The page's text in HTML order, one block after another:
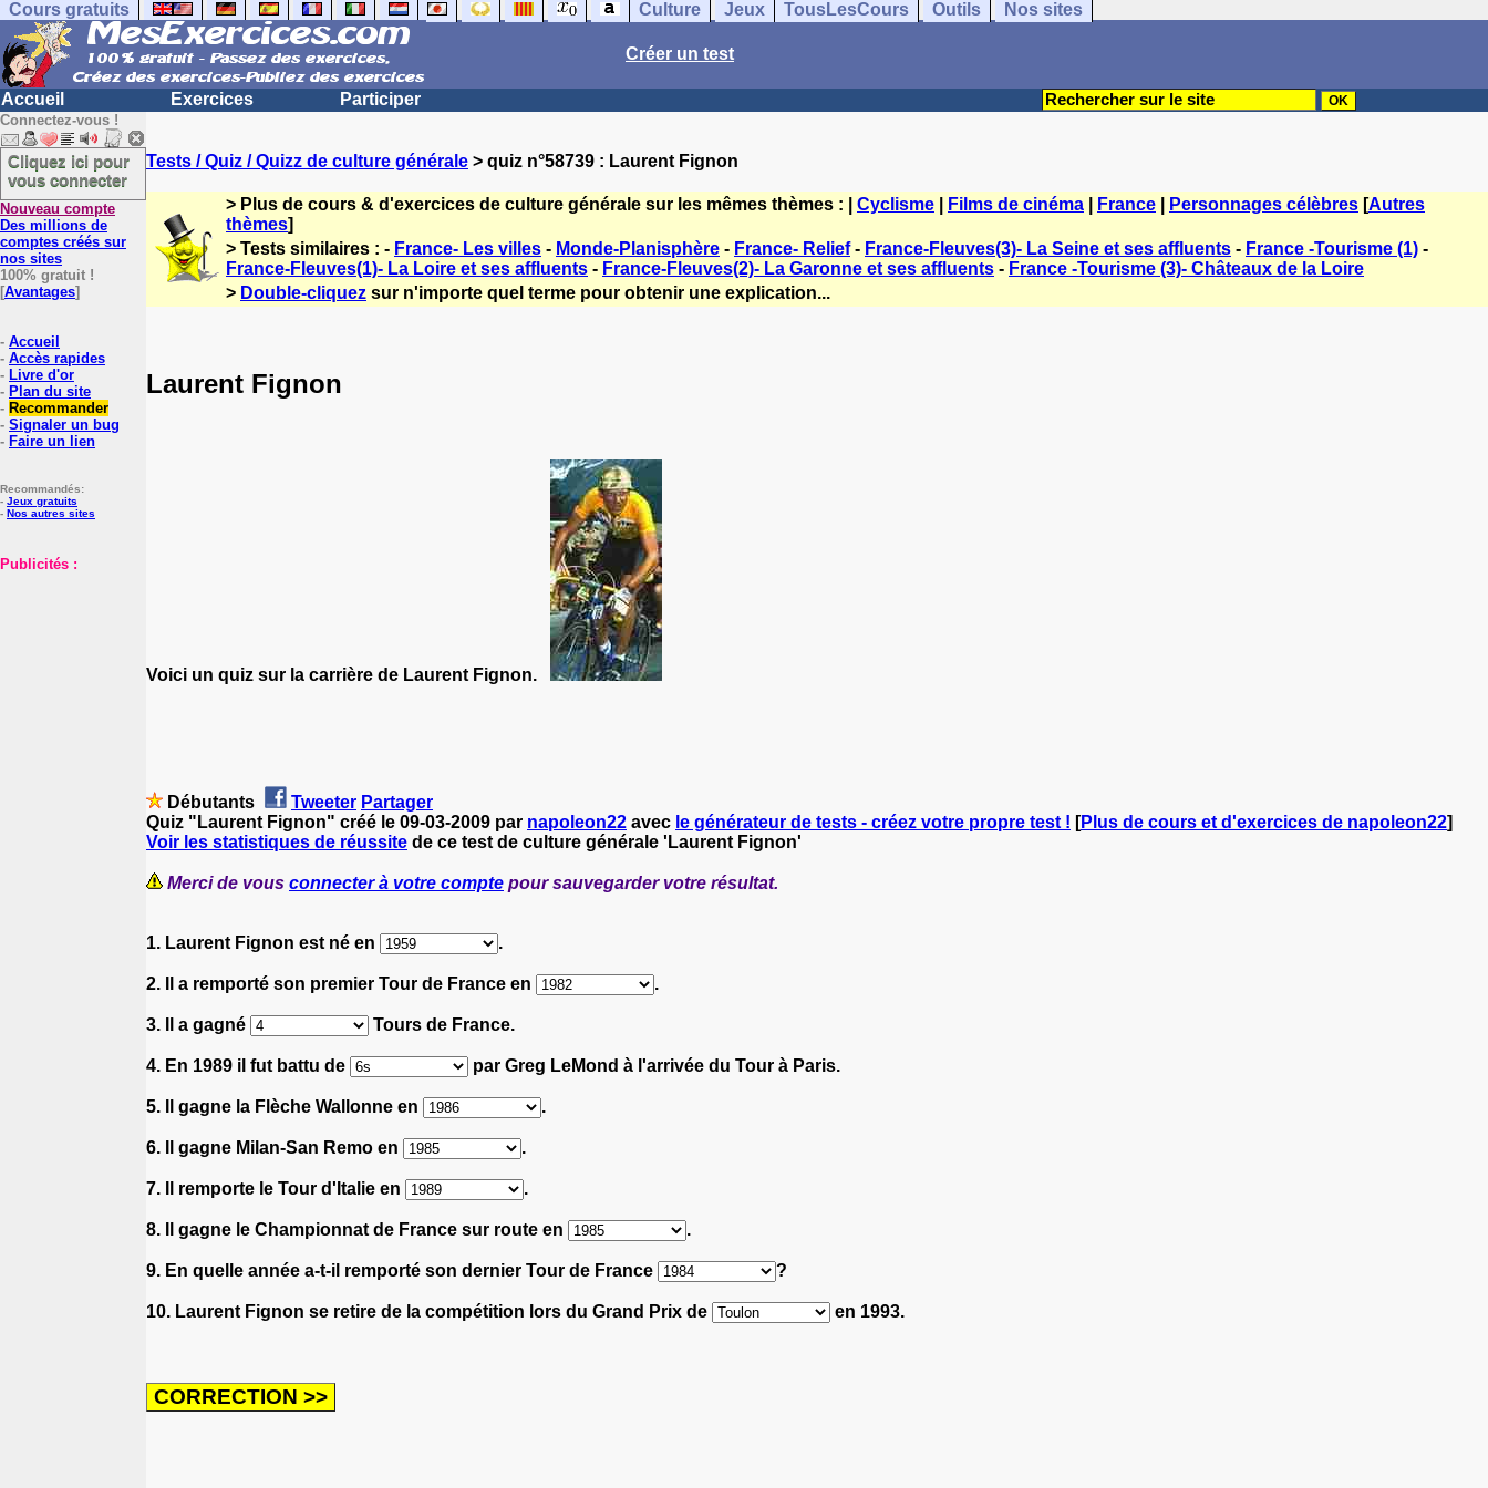
Cours gratuits Culture Jeux TousLesCours Outils Nos sites
Créer un test
Accueil Exercices Participer
Connectez-vous !
Cliquez ici pour
vous connecter
Nouveau compte
Des millions de
comptes créés sur
nos sites
100% gratuit !
[Avantages]
- Accueil
- Accès rapides
- Livre d'or
- Plan du site
- Recommander
- Signaler un bug
- Faire un lien
Recommandés:
- Jeux gratuits
- Nos autres sites
Publicités :
Tests / Quiz / Quizz de culture générale > quiz n°58739 : Laurent Fignon
> Plus de cours & d'exercices de culture générale sur les mêmes thèmes : | Cyclisme Films de cinéma France Personnages célèbres [Autres
thèmes]
> Tests similaires : - France- Les villes - Monde-Planisphère - France- Relief- France-Fleuves(3)- La Seine et ses affluents - France -Tourisme (1) -
France-Fleuves(1)- La Loire et ses affluents - France-Fleuves(2)- La Garonne et ses affluents - France -Tourisme (3)- Châteaux de la Loire
> Double-cliquez sur n'importe quel terme pour obtenir une explication...
Laurent Fignon
Voici un quiz sur la carrière de Laurent Fignon.
Débutants Tweeter Partager
Quiz "Laurent Fignon" créé le 09-03-2009 par napoleon22 avec le générateur de tests - créez votre propre test ! [Plus de cours et d'exercices de napoleon22]
Voir les statistiques de réussite de ce test de culture générale 'Laurent Fignon'
Merci de vous connecter à votre compte pour sauvegarder votre résultat.
1. Laurent Fignon est né en .
2. Il a remporté son premier Tour de France en .
3. Il a gagné Tours de France.
4. En 1989 il fut battu de par Greg LeMond à l'arrivée du Tour à Paris.
5. Il gagne la Flèche Wallonne en .
6. Il gagne Milan-San Remo en .
7. Il remporte le Tour d'Italie en .
8. Il gagne le Championnat de France sur route en .
9. En quelle année a-t-il remporté son dernier Tour de France ?
10. Laurent Fignon se retire de la compétition lors du Grand Prix de en 1993.